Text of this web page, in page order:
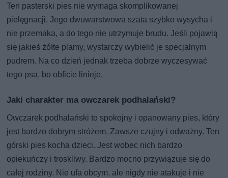
Ten pasterski pies nie wymaga skomplikowanej
pielęgnacji. Jego dwuwarstwowa szata szybko wysycha i
nie przemaka, a do tego nie utrzymuje brudu. Jeśli pojawią
się jakieś żółte plamy, wystarczy wybielić je specjalnym
pudrem. Na co dzień jednak trzeba dobrze wyczesywać
tego psa, bo obficie linieje.
Jaki charakter ma owczarek podhalański?
Owczarek podhalański to spokojny i opanowany pies, który
jest bardzo dobrym stróżem. Zawsze czujny i odważny. Ten
górski pies kocha dzieci. Jest wobec nich bardzo
opiekuńczy i troskliwy. Bardzo mocno przywiązuje się do
całej rodziny. Nie ufa obcym, ale nigdy nie atakuje i nie